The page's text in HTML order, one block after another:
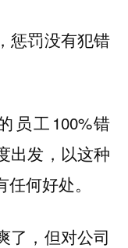
惩罚没有犯错
员工100%错
出发，以这种
何好处。
了，但对公司